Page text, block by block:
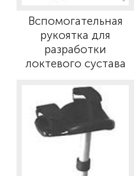
Вспомогательная
рукоятка для
разработки
локтевого сустава